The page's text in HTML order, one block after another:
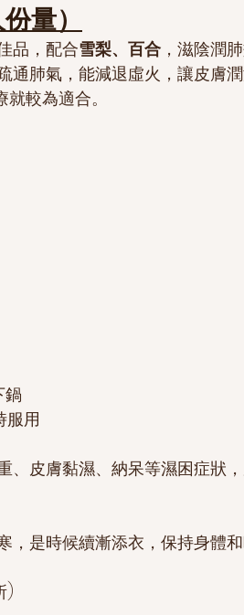
量）
品，配合雪梨、百合 ，滋陰潤肺
通肺氣，能減退虛火，讓皮膚
較為適合。
鍋
服用
皮膚黏濕、納呆等濕困症狀，
，是時候續漸添衣，保持身體
)